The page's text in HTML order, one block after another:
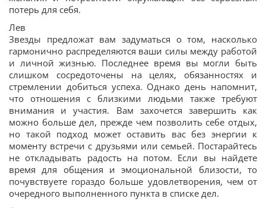
потерь для себя.
Лев
Звезды предложат вам задуматься о том, насколько
гармонично распределяются ваши силы между работой
и личной жизнью. Последнее время вы могли быть
слишком сосредоточены на целях, обязанностях и
стремлении добиться успеха. Однако день напомнит,
что отношения с близкими людьми также требуют
внимания и участия. Вам захочется завершить как
можно больше дел, прежде чем позволить себе отдых,
но такой подход может оставить вас без энергии к
моменту встречи с друзьями или семьей. Постарайтесь
не откладывать радость на потом. Если вы найдете
время для общения и эмоциональной близости, то
почувствуете гораздо больше удовлетворения, чем от
очередного выполненного пункта в списке дел.